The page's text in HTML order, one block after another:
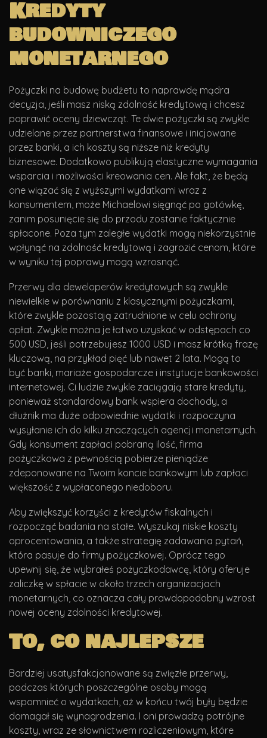
Kredyty
budowniczego
monetarnego
Pożyczki na budowę budżetu to naprawdę mądra
decyzja, jeśli masz niską zdolność kredytową i chcesz
poprawić oceny dziewcząt. Te dwie pożyczki są zwykle
udzielane przez partnerstwa finansowe i inicjowane
przez banki, a ich koszty są niższe niż kredyty
biznesowe. Dodatkowo publikują elastyczne wymagania
wsparcia i możliwości kreowania cen. Ale fakt, że będą
one wiązać się z wyższymi wydatkami wraz z
konsumentem, może Michaelowi sięgnąć po gotówkę,
zanim posunięcie się do przodu zostanie faktycznie
spłacone. Poza tym zaległe wydatki mogą niekorzystnie
wpłynąć na zdolność kredytową i zagrozić cenom, które
w wyniku tej poprawy mogą wzrosnąć.
Przerwy dla deweloperów kredytowych są zwykle
niewielkie w porównaniu z klasycznymi pożyczkami,
które zwykle pozostają zatrudnione w celu ochrony
opłat. Zwykle można je łatwo uzyskać w odstępach co
500 USD, jeśli potrzebujesz 1000 USD i masz krótką frazę
kluczową, na przykład pięć lub nawet 2 lata. Mogą to
być banki, mariaże gospodarcze i instytucje bankowości
internetowej. Ci ludzie zwykle zaciągają stare kredyty,
ponieważ standardowy bank wspiera dochody, a
dłużnik ma duże odpowiednie wydatki i rozpoczyna
wysyłanie ich do kilku znaczących agencji monetarnych.
Gdy konsument zapłaci pobraną ilość, firma
pożyczkowa z pewnością pobierze pieniądze
zdeponowane na Twoim koncie bankowym lub zapłaci
większość z wypłaconego niedoboru.
Aby zwiększyć korzyści z kredytów fiskalnych i
rozpocząć badania na stałe. Wyszukaj niskie koszty
oprocentowania, a także strategię zadawania pytań,
która pasuje do firmy pożyczkowej. Oprócz tego
upewnij się, że wybrałeś pożyczkodawcę, który oferuje
zaliczkę w spłacie w około trzech organizacjach
monetarnych, co oznacza cały prawdopodobny wzrost
nowej oceny zdolności kredytowej.
To, co najlepsze
Bardziej usatysfakcjonowane są zwięzłe przerwy,
podczas których poszczególne osoby mogą
wspomnieć o wydatkach, aż w końcu twój były będzie
domagał się wynagrodzenia. I oni prowadzą potrójne
koszty, wraz ze słownictwem rozliczeniowym, które